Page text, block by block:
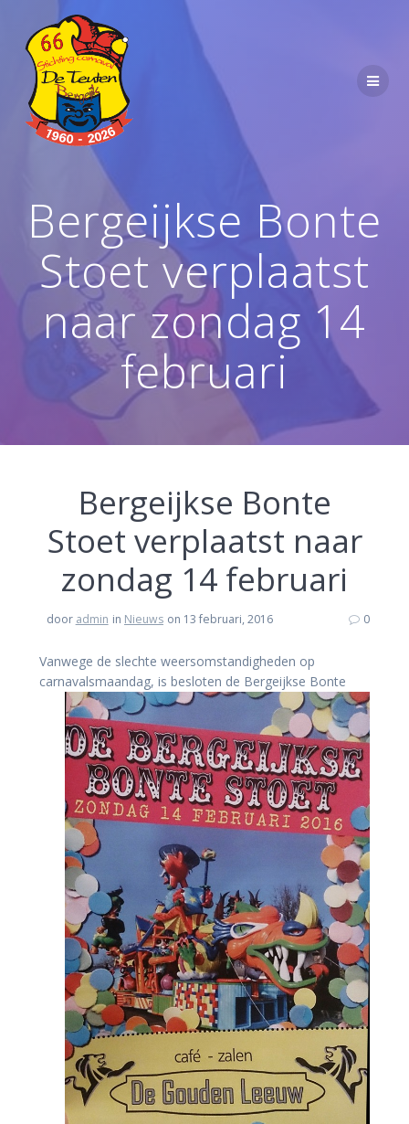
inhoud
Bergeijkse Bonte
Stoet verplaatst
naar zondag 14
februari
Bergeijkse Bonte
Stoet verplaatst naar
zondag 14 februari
door admin in Nieuws on 13 februari, 2016 0
Vanwege de slechte weersomstandigheden op
carnavalsmaandag, is besloten de Bergeijkse Bonte